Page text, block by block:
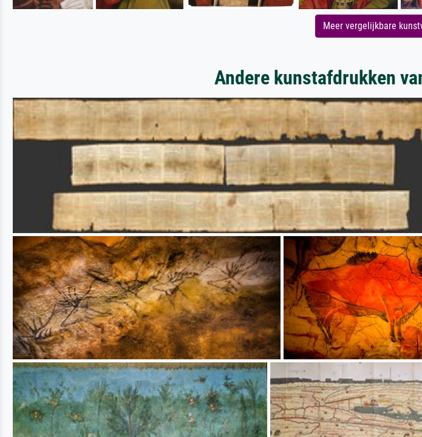
Meer vergelijkbare
Andere kunstafdrukken